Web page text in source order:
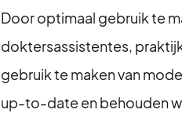
Door optimaal gebruik te
doktersassistentes,
gebruik te maken van
up-to-date en behouden